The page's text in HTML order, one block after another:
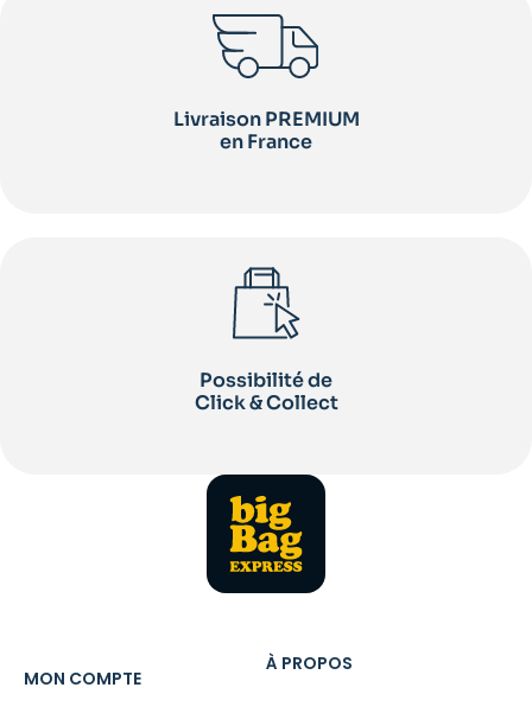
Livraison PREMIUM
en France
Possibilité de
Click & Collect
MON COMPTE
À PROPOS